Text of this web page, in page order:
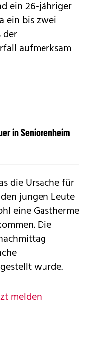
ein 26-jähriger
ein bis zwei
der
aufmerksam
in Seniorenheim
die Ursache für
jungen Leute
eine Gastherme
Die
wurde.
melden